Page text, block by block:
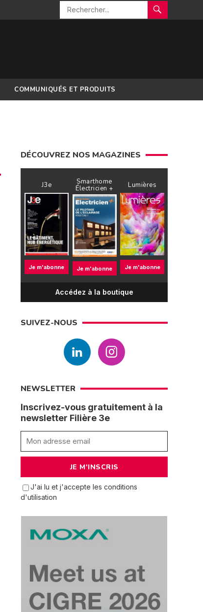
COMMUNIQUÉS ET PRODUITS
DÉCOUVREZ NOS MAGAZINES
J3e
Je m'abonne
Smarthome
Électricien +
Je m'abonne
Lumières
Je m'abonne
Accédez à la boutique
SUIVEZ-NOUS
NEWSLETTER
Inscrivez-vous gratuitement à la
newsletter Filière 3e
J'ai lu et j'accepte les conditions
d'utilisation